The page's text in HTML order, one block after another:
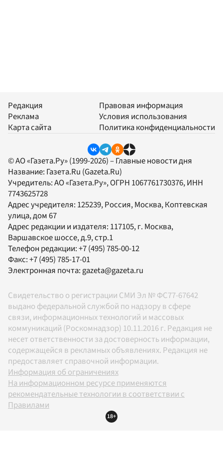
Редакция
Реклама
Карта сайта
Правовая информация
Условия использования
Политика конфиденциальности
© АО «Газета.Ру» (1999-2026) – Главные новости дня
Название: Газета.Ru (Gazeta.Ru)
Учредитель:АО «Газета.Ру», ОГРН 1067761730376, ИНН
7743625728
Адрес учредителя: 125239, Россия, Москва, Коптевская
улица, дом 67
Адрес редакции и издателя: 117105, г. Москва,
Варшавское шоссе, д.9, стр.1
Телефон редакции:+7 (495) 785-00-12
Факс:+7 (495) 785-17-01
Электронная почта: gazeta@gazeta.ru
Свидетельство о регистрации СМИ Эл № ФС77-67642
выдано федеральной службой по надзору в сфере
связи, информационных технологий и массовых
коммуникаций (Роскомнадзор) 10.11.2016 г. Редакция не
несет ответственности за достоверность информации,
содержащейся в рекламных объявлениях. Редакция не
предоставляет справочной информации.
Информация об ограничениях
На информационном ресурсе применяются
рекомендательные технологии в соответствии с
Правилами
18+